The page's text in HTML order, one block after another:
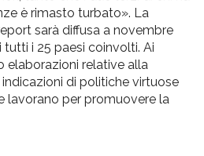
è rimasto turbato». La
sarà diffusa a novembre
tutti i 25 paesi coinvolti. Ai
elaborazioni relative alla
di politiche virtuose
lavorano per promuovere la